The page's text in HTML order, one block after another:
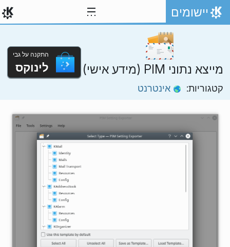
דילוג לתוכן
אתר הבית
יישומים
מייצא נתוני PIM (מידע אישי)
קטגוריות: אינטרנט
התקנה על גבי
לינוקס